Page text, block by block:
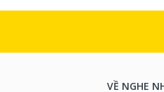
VỀ NGHE